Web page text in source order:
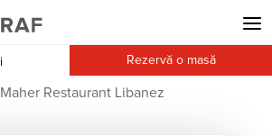
Rezervă o masă
Maher Restaurant Libanez